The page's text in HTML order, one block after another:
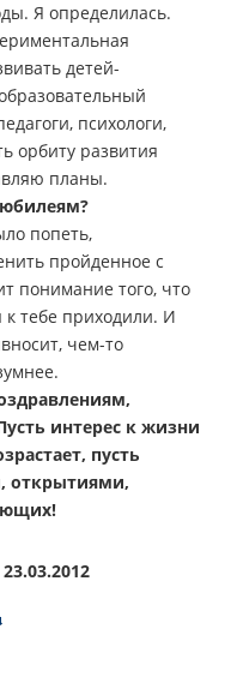
Я определилась.
детей-
психологи,
орбиту развития
планы.
попеть,
пройденное с
понимание того, что
тебе приходили. И
чем-то
интерес к жизни
пусть
открытиями,